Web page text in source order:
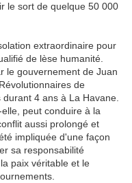
le sort de quelque 50 000
extraordinaire pour
de lèse humanité.
le gouvernement de Juan
de
4 ans à La Havane.
peut conduire à la
aussi prolongé et
impliquée d'une façon
sa responsabilité
paix véritable et le